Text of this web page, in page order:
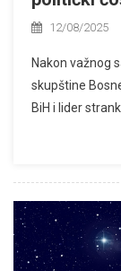
12/08/2025
Nakon važnog
skupštine
BiH i lider